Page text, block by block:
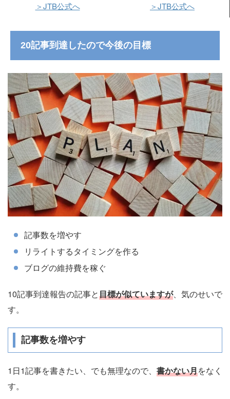
＞JTB公式へ ＞JTB公式へ
20記事到達したので今後の目標
記事数を増やす
リライトするタイミングを作る
ブログの維持費を稼ぐ
10記事到達報告の記事と目標が似ていますが、気のせいで
す。
記事数を増やす
1日1記事を書きたい、でも無理なので、 書かない月をなく
す。